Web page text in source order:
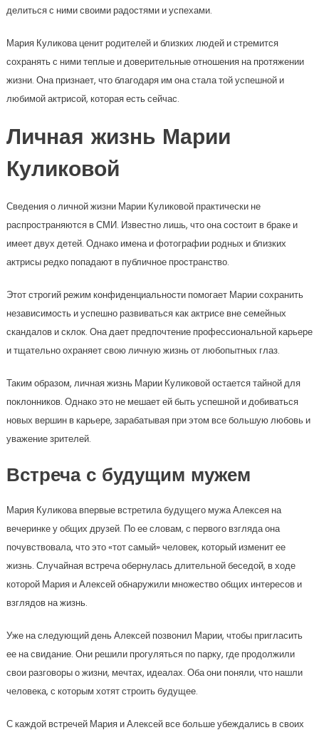
делиться с ними своими радостями и успехами.
Мария Куликова ценит родителей и близких людей и стремится
сохранять с ними теплые и доверительные отношения на протяжении
жизни. Она признает, что благодаря им она стала той успешной и
любимой актрисой, которая есть сейчас.
Личная жизнь Марии
Куликовой
Сведения о личной жизни Марии Куликовой практически не
распространяются в СМИ. Известно лишь, что она состоит в браке и
имеет двух детей. Однако имена и фотографии родных и близких
актрисы редко попадают в публичное пространство.
Этот строгий режим конфиденциальности помогает Марии сохранить
независимость и успешно развиваться как актрисе вне семейных
скандалов и склок. Она дает предпочтение профессиональной карьере
и тщательно охраняет свою личную жизнь от любопытных глаз.
Таким образом, личная жизнь Марии Куликовой остается тайной для
поклонников. Однако это не мешает ей быть успешной и добиваться
новых вершин в карьере, зарабатывая при этом все большую любовь и
уважение зрителей.
Встреча с будущим мужем
Мария Куликова впервые встретила будущего мужа Алексея на
вечеринке у общих друзей. По ее словам, с первого взгляда она
почувствовала, что это «тот самый» человек, который изменит ее
жизнь. Случайная встреча обернулась длительной беседой, в ходе
которой Мария и Алексей обнаружили множество общих интересов и
взглядов на жизнь.
Уже на следующий день Алексей позвонил Марии, чтобы пригласить
ее на свидание. Они решили прогуляться по парку, где продолжили
свои разговоры о жизни, мечтах, идеалах. Оба они поняли, что нашли
человека, с которым хотят строить будущее.
С каждой встречей Мария и Алексей все больше убеждались в своих